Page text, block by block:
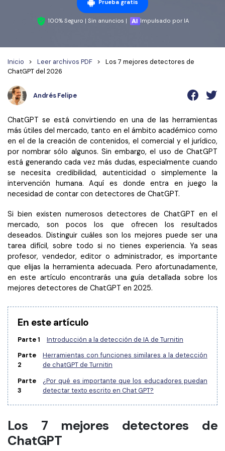
PDFelement Pro DC
PDF onlineNuevo
Convertir PDF a Word
Convertir Word a PDF
Lector de IA
Más herrmientas online
Convertir PDF
Comprimir PDF
Profesionales
Formulario de PDF
Firmar PDF
eSign PDF
Censurar PDFNuevo
PDF OCR
Extraer datos de PDF
Proteger PDF
Compartir PDF
Educación
Legal
Finanzas
Detectar contenido de IA
Explicar PDF con IA
Generar imágenes IA
Todas las herramientas de IA
Organización de PDF
Conversión de PDF
Trucos de PDF
Trucos para Mac
Trucos para Windows
Trucos para móviles
Ver más
¿Por qué PDFelement?
Reseñas
Historias de clientes
Comparación de software
Usar mejor PDFelement
¿Qué hay de nuevo?
Especificaciones técnicas
Guía del usuario
PDFelement para Windows
Videos tutoriales
PDFelement para iOS
Prueba gratis
100% Seguro | Sin anuncios | Impulsado por IA
Inicio > Leer archivos PDF >
Los 7 mejores detectores de
ChatGPT del 2026
Andrés Felipe
ChatGPT se está convirtiendo en una de las herramientas
más útiles del mercado, tanto en el ámbito académico como
en el de la creación de contenidos, el comercial y el jurídico,
por nombrar sólo algunos. Sin embargo, el uso de ChatGPT
está generando cada vez más dudas, especialmente cuando
se necesita credibilidad, autenticidad o simplemente la
intervención humana. Aquí es donde entra en juego la
necesidad de contar con detectores de ChatGPT.
Si bien existen numerosos detectores de ChatGPT en el
mercado, son pocos los que ofrecen los resultados
deseados. Distinguir cuáles son los mejores puede ser una
tarea difícil, sobre todo si no tienes experiencia. Ya seas
profesor, vendedor, editor o administrador, es importante
que elijas la herramienta adecuada. Pero afortunadamente,
en este artículo encontrarás una guía detallada sobre los
mejores detectores de ChatGPT en 2025.
En este artículo
Parte 1
Introducción a la detección de IA de Turnitin
Parte
2
Herramientas con funciones similares a la detección
de chatGPT de Turnitin
Parte
3
¿Por qué es importante que los educadores puedan
detectar texto escrito en Chat GPT?
Los 7 mejores detectores de
ChatGPT